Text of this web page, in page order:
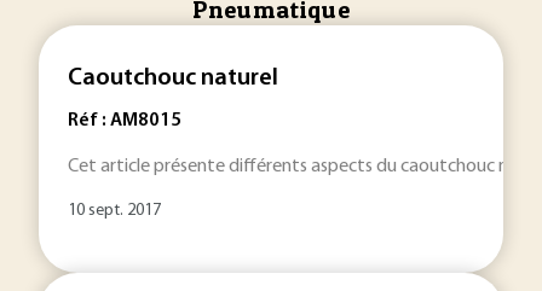
Pneumatique
Caoutchouc naturel
Réf : AM8015
Cet article présente différents aspects du caoutchouc
10 sept. 2017